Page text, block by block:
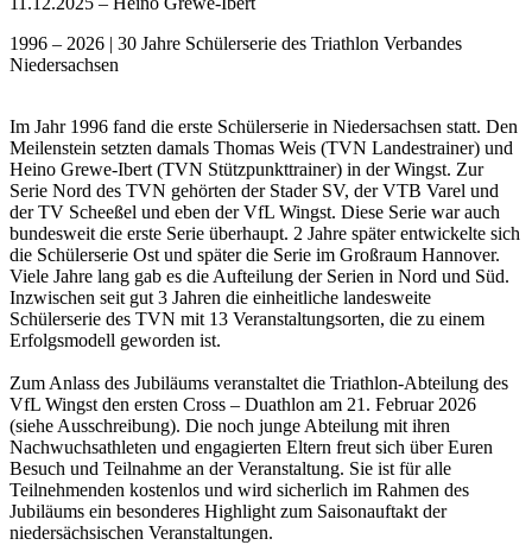
1996 – 2026 | 30 Jahre Schülerserie des Triathlon Verbandes
Niedersachsen
Im Jahr 1996 fand die erste Schülerserie in Niedersachsen statt. Den
Meilenstein setzten damals Thomas Weis (TVN Landestrainer) und
Heino Grewe-Ibert (TVN Stützpunkttrainer) in der Wingst. Zur
Serie Nord des TVN gehörten der Stader SV, der VTB Varel und
der TV Scheeßel und eben der VfL Wingst. Diese Serie war auch
bundesweit die erste Serie überhaupt. 2 Jahre später entwickelte sich
die Schülerserie Ost und später die Serie im Großraum Hannover.
Viele Jahre lang gab es die Aufteilung der Serien in Nord und Süd.
Inzwischen seit gut 3 Jahren die einheitliche landesweite
Schülerserie des TVN mit 13 Veranstaltungsorten, die zu einem
Erfolgsmodell geworden ist.
Zum Anlass des Jubiläums veranstaltet die Triathlon-Abteilung des
VfL Wingst den ersten Cross – Duathlon am 21. Februar 2026
(siehe Ausschreibung). Die noch junge Abteilung mit ihren
Nachwuchsathleten und engagierten Eltern freut sich über Euren
Besuch und Teilnahme an der Veranstaltung. Sie ist für alle
Teilnehmenden kostenlos und wird sicherlich im Rahmen des
Jubiläums ein besonderes Highlight zum Saisonauftakt der
niedersächsischen Veranstaltungen.